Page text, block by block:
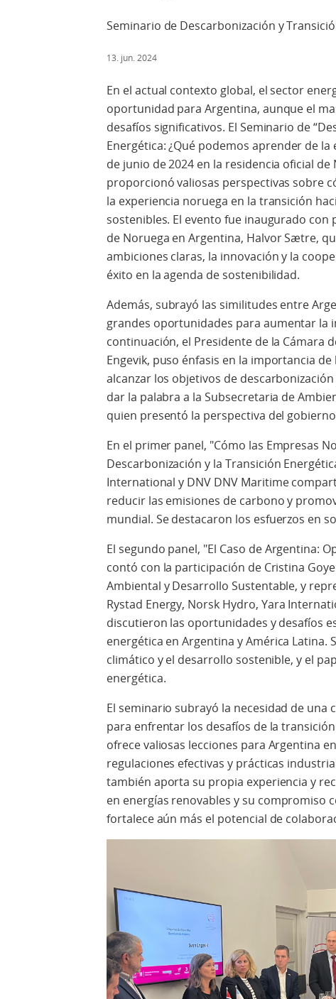
Seminario de Descarbonización y
13. jun. 2024
En el actual contexto global, el sector
oportunidad para Argentina, aunque el
desafíos significativos. El Seminario de
Energética: ¿Qué podemos aprender de
de junio de 2024 en la residencia oficial de
proporcionó valiosas perspectivas sobre
la experiencia noruega en la transición
sostenibles. El evento fue inaugurado
de Noruega en Argentina, Halvor Sætre,
ambiciones claras, la innovación y la
éxito en la agenda de sostenibilidad.
Además, subrayó las similitudes entre
grandes oportunidades para aumentar la
continuación, el Presidente de la Cámara
Engevik, puso énfasis en la importancia
alcanzar los objetivos de
dar la palabra a la Subsecretaria de
quien presentó la perspectiva del
En el primer panel, "Cómo las Empresas
Descarbonización y la Transición
International y DNV DNV Maritime
reducir las emisiones de carbono y
mundial. Se destacaron los esfuerzos en
El segundo panel, "El Caso de Argentina:
contó con la participación de Cristina
Ambiental y Desarrollo Sustentable, y
Rystad Energy, Norsk Hydro, Yara
discutieron las oportunidades y desafíos
energética en Argentina y América
climático y el desarrollo sostenible, y el
energética.
El seminario subrayó la necesidad de
para enfrentar los desafíos de la
ofrece valiosas lecciones para Argentina
regulaciones efectivas y prácticas
también aporta su propia experiencia y
en energías renovables y su compromiso
fortalece aún más el potencial de